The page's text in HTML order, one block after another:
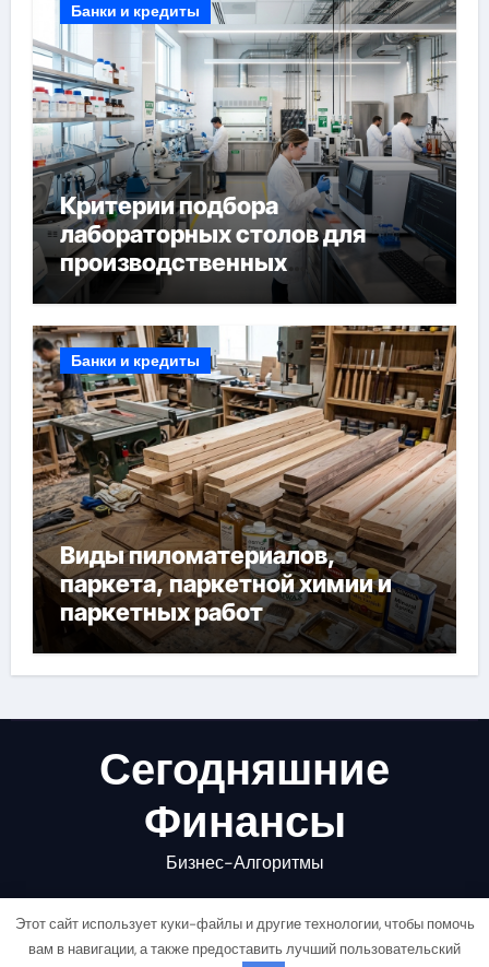
Банки и кредиты
Критерии подбора
лабораторных столов для
производственных
лабораторий
Банки и кредиты
Виды пиломатериалов,
паркета, паркетной химии и
паркетных работ
Сегодняшние
Финансы
Бизнес-Алгоритмы
Этот сайт использует куки-файлы и другие технологии, чтобы помочь
вам в навигации, а также предоставить лучший пользовательский